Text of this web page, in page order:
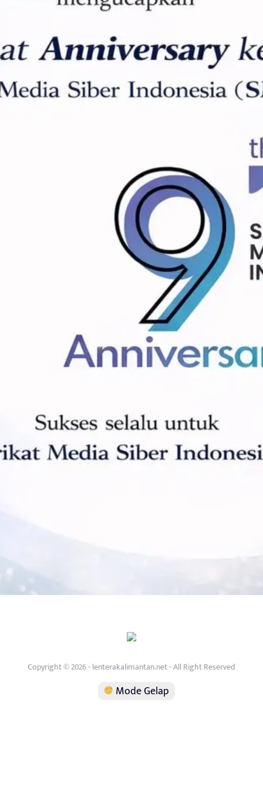
Copyright © 2026 - lenterakalimantan.net - All Right Reserved
Mode Gelap